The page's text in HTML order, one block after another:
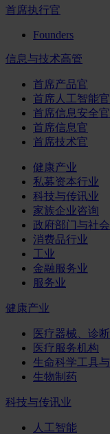
首席执行官
Founders
信息与技术高管
首席产品官
首席人工智能
首席信息安全官
首席信息官
首席技术官
健康产业
私募资本行业
科技与传讯业
家族企业咨询
政府部门与社
消费品行业
工业
金融服务业
服务业
健康产业
医疗器械、诊
医疗服务机构
生命科学工具
生物制药
科技与传讯业
人工智能